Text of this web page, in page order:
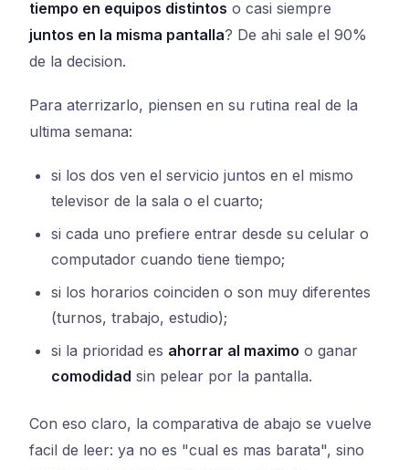
tiempo en equipos distintos o casi siempre
juntos en la misma pantalla? De ahi sale el 90%
de la decision.
Para aterrizarlo, piensen en su rutina real de la
ultima semana:
si los dos ven el servicio juntos en el mismo
televisor de la sala o el cuarto;
si cada uno prefiere entrar desde su celular o
computador cuando tiene tiempo;
si los horarios coinciden o son muy diferentes
(turnos, trabajo, estudio);
si la prioridad es ahorrar al maximo o ganar
comodidad sin pelear por la pantalla.
Con eso claro, la comparativa de abajo se vuelve
facil de leer: ya no es "cual es mas barata", sino